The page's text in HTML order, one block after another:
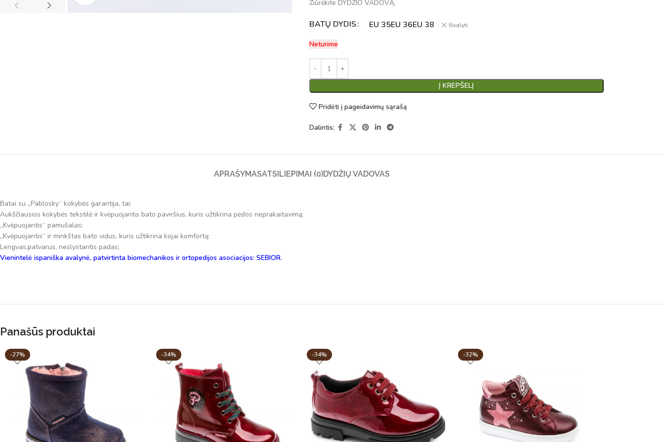
Žiūrėkite DYDŽIO VADOVĄ.
BATŲ DYDIS EU 35EU 36EU 38 Išvalyti
Neturime
Į KREPŠELĮ
Alternative:
Pridėti į pageidavimų sąrašą
Dalintis:
APRAŠYMASATSILIEPIMAI (0)DYDŽIŲ VADOVAS
Batai su „Pablosky“ kokybės garantija, tai:
Aukščiausios kokybės tekstilė ir kvėpuojantis bato paviršius, kuris užtikrina pėdos neprakaitavimą;
„Kvėpuojantis“ pamušalas;
„Kvėpuojantis“ ir minkštas bato vidus, kuris užtikrina kojai komfortą;
Lengvas,patvarus, neslystantis padas;
Vienintelė ispaniška avalynė, patvirtinta biomechanikos ir ortopedijos asociacijos: SEBIOR.
Panašūs produktai
-27% -34% -34% -32%